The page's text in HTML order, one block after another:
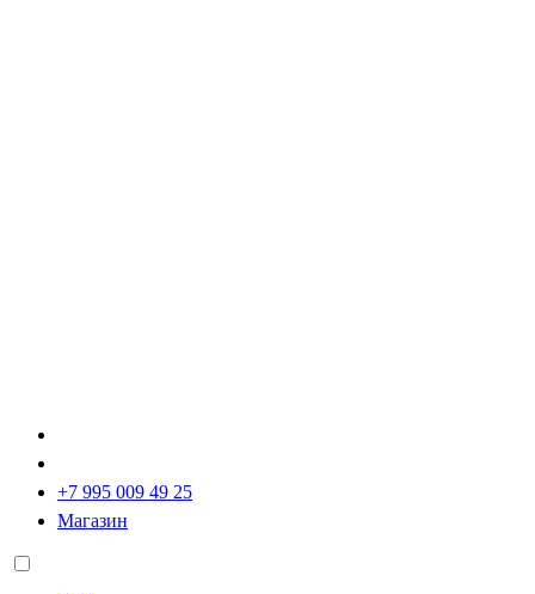
+7 995 009 49 25
Магазин